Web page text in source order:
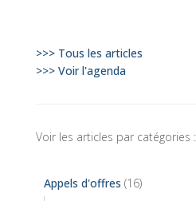
>>> Tous les articles
>>> Voir l'agenda
Voir les articles par catégories :
Appels d'offres (16)